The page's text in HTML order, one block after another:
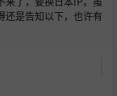
还是告知以下，也许有